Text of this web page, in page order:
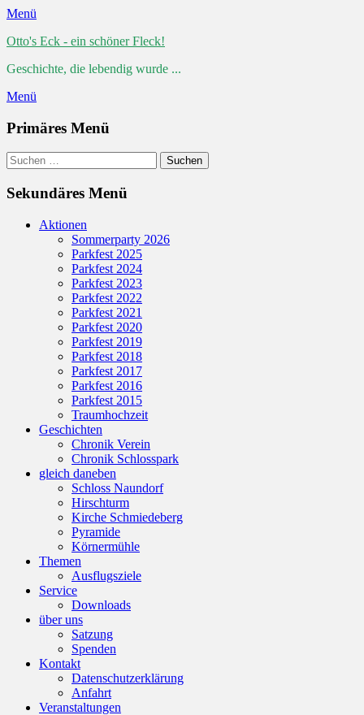
Menü
Otto's Eck - ein schöner Fleck!
Geschichte, die lebendig wurde ...
Menü
Primäres Menü
Zum
Inhalt
springen
Suchen
Suchen
nach:
Sekundäres Menü
Zum
Aktionen
Sommerparty 2026
Parkfest 2025
Parkfest 2024
Parkfest 2023
Parkfest 2022
Parkfest 2021
Parkfest 2020
Parkfest 2019
Parkfest 2018
Parkfest 2017
Parkfest 2016
Parkfest 2015
Traumhochzeit
Geschichten
Chronik Verein
Chronik Schlosspark
gleich daneben
Schloss Naundorf
Hirschturm
Kirche Schmiedeberg
Pyramide
Körnermühle
Themen
Ausflugsziele
Service
Downloads
über uns
Satzung
Spenden
Kontakt
Datenschutzerklärung
Anfahrt
Veranstaltungen